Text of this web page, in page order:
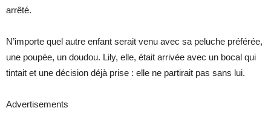
arrêté.
N’importe quel autre enfant serait venu avec sa peluche préférée,
une poupée, un doudou. Lily, elle, était arrivée avec un bocal qui
tintait et une décision déjà prise : elle ne partirait pas sans lui.
Advertisements